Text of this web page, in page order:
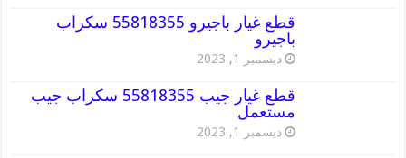
قطع غيار باجيرو 55818355 سكراب
باجيرو
ديسمبر 1, 2023
قطع غيار جيب 55818355 سكراب جيب
مستعمل
ديسمبر 1, 2023